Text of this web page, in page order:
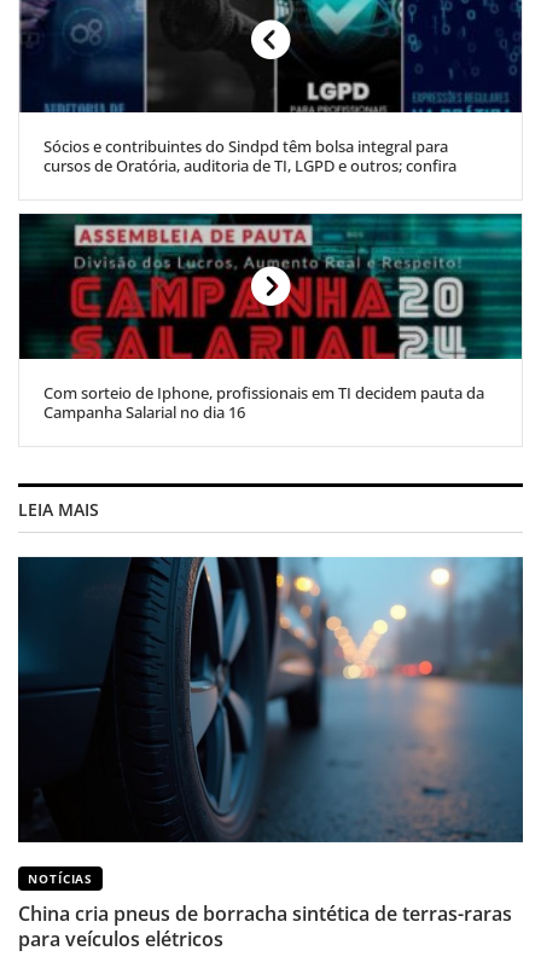
Sócios e contribuintes do Sindpd têm bolsa integral para
cursos de Oratória, auditoria de TI, LGPD e outros; confira
Com sorteio de Iphone, profissionais em TI decidem pauta da
Campanha Salarial no dia 16
LEIA MAIS
NOTÍCIAS
China cria pneus de borracha sintética de terras-raras
para veículos elétricos